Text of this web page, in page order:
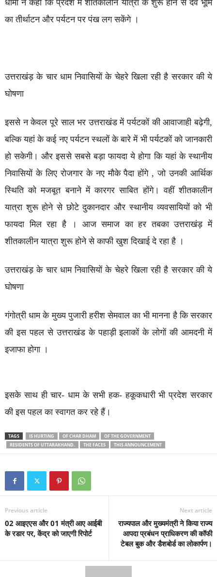
धामी ने कहा कि प्रदेश में शीतकालीन यात्रा के शुरू होने से देव भूमि
का तीर्थाटन और पर्यटन पर पंख लग सकेंगे ।
उत्तराखंड़ के चार धाम निवासियों के चेहरे खिला रही है सरकार की ये
घोषणा
इससे न केवल पूरे साल भर उत्तराखंड में पर्यटकों की आवाजाही बढ़ेगी,
बल्कि यहां के कई नए पर्यटन स्थलों के बारे में भी पर्यटकों को जानकारी
हो सकेगी। और इससे सबसे बड़ा फायदा ये होगा कि यहां के स्थानीय
निवासियों के लिए रोजगार के नए मौके पैदा होंगे , जो उनकी आर्थिक
स्थिति को मजबूत बनाने में कारगर साबित होंगे। वहीं शीतकालीन
यात्रा शुरू होने से छोटे दुकानदार और स्थानीय व्यवसायियों को भी
फायदा मिल रहा है । आज समाज का हर तबका उत्तराखंड़ में
शीतकालीन यात्रा शुरू होने से काफी खुश दिखाई दे रहा है ।
उत्तराखंड़ के चार धाम निवासियों के चेहरे खिला रही है सरकार की ये
घोषणा
गंगोत्री धाम के मुख्य पुजारी हरीश सेमवाल का भी मानना है कि सरकार
की इस पहल से उत्तराखंड के पहाड़ी इलाकों के लोगों की आमदनी में
इजाफा होगा ।
इसके साथ ही चार- धाम के सभी हक- हकूकधारी भी प्रदेश सरकार
की इस पहल का स्वागत कर रहे हैं।
TAGS IS HURTING OF CHAR DHAM
OF THE GOVERNMENT
RESIDENTS OF UTTARAKHAND.
THE FACES THIS ANNOUNCEMENT
Previous article
02 आइएएस और 01 मंत्री आए आईबी
के रडार पर, केंद्र को जाएगी रिपोर्ट
Next article
राज्यपाल और मुख्यमंत्री ने किया राज्य
आपदा प्रबंधन प्राधिकरण की कॉफी
टेबल बुक और डैशबोर्ड का लोकार्पण।